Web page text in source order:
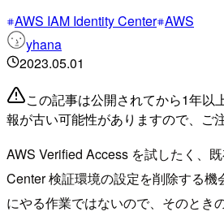
AWS IAM Identity Center AWS
yhana
2023.05.01
この記事は公開されてから1年以
報が古い可能性がありますので、ご
AWS Verified Access を試したく、
Center 検証環境の設定を削除する機
にやる作業ではないので、そのとき